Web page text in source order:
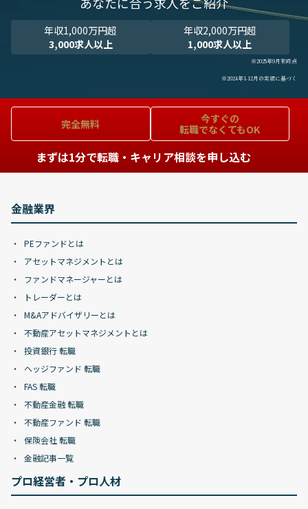
年収1,000万円超
3,000求人以上
年収2,000万円超
1,000求人以上
※2025年9月末時点
※2024年1-12月の実績に基づく
完全無料
今すぐの
転職でなくてもOK
まずは1分で転職・キャリア相談を申し込む
金融業界
PEファンドとは
アセットマネジメントとは
ファンドマネージャーとは
トレーダーとは
M&Aアドバイザリーとは
不動産アセットマネジメントとは
投資銀行 転職
ヘッジファンド 転職
FAS 転職
不動産金融 転職
不動産ファンド 転職
保険会社 転職
金融記事一覧
プロ経営者・プロ人材